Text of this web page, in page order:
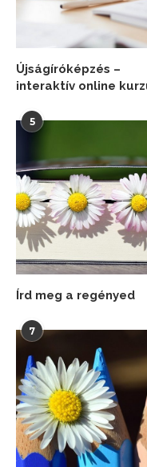
Újságíróképzés –
interaktív online
5
Írd meg a regényed
7